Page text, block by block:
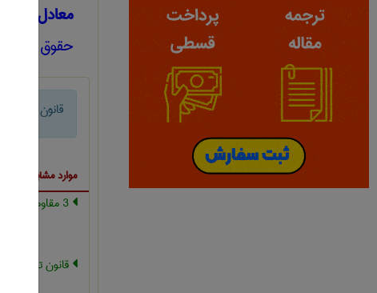
معادل
حقوق
قانون تکمیلی
موارد مشابه با
3 مقاومت در برابر قانون
قانون تملک